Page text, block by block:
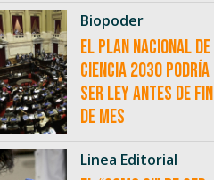
Biopoder
El Plan Nacional de
Ciencia 2030 podría
ser ley antes de fin
de mes
Linea Editorial